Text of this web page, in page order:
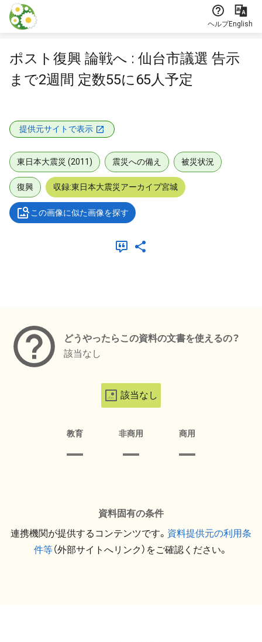
本文に飛ぶ
ヘルプEnglish
ポスト復興 論戦へ : 仙台市議選 告示
まで2週間 定数55に65人予定
提供元サイトで表示
東日本大震災 (2011) 震災への備え 被災状況
復興 収録:東日本大震災アーカイブ宮城
この画像に似た画像を探す
どうやったらこの資料の文書を使えるの？
該当なし
該当なし
教育 非商用 商用
資料固有の条件
連携機関が提供するコンテンツです。 資料提供元の利用条
件等（外部サイトへリンク）をご確認ください。